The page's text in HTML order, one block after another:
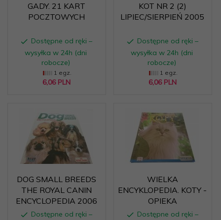
GADY. 21 KART
POCZTOWYCH
Dostępne od ręki –
wysyłka w 24h (dni
robocze)
1 egz.
6,06 PLN
KOT NR 2 (2)
LIPIEC/SIERPIEŃ 2005
Dostępne od ręki –
wysyłka w 24h (dni
robocze)
1 egz.
6,06 PLN
DOG SMALL BREEDS
THE ROYAL CANIN
ENCYCLOPEDIA 2006
Dostępne od ręki –
WIELKA
ENCYKLOPEDIA. KOTY -
OPIEKA
Dostępne od ręki –